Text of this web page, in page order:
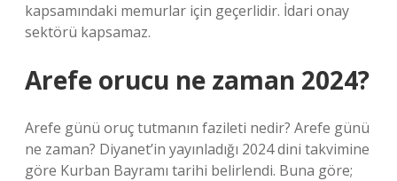
kapsamındaki memurlar için geçerlidir. İdari onay
sektörü kapsamaz.
Arefe orucu ne zaman 2024?
Arefe günü oruç tutmanın fazileti nedir? Arefe günü
ne zaman? Diyanet’in yayınladığı 2024 dini takvimine
göre Kurban Bayramı tarihi belirlendi. Buna göre;